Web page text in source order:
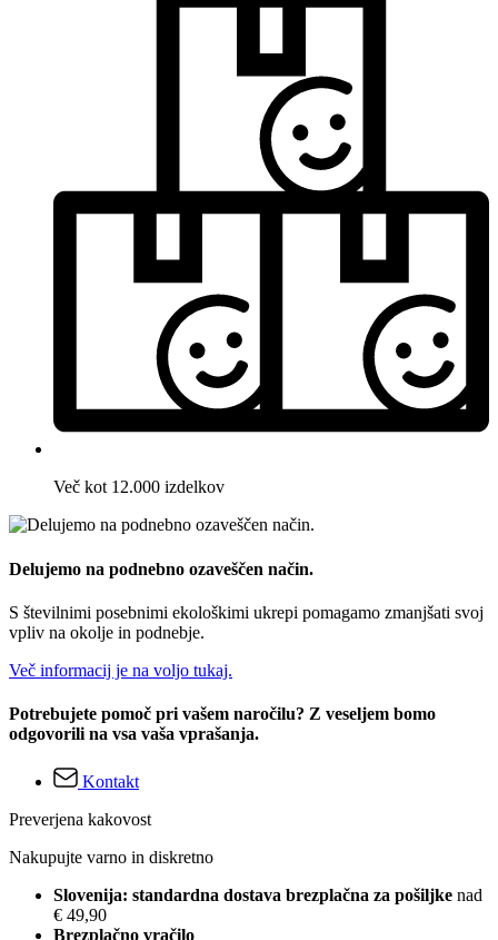
Več kot 12.000 izdelkov
Delujemo na podnebno ozaveščen način.
S številnimi posebnimi ekološkimi ukrepi pomagamo zmanjšati svoj
vpliv na okolje in podnebje.
Več informacij je na voljo tukaj.
Potrebujete pomoč pri vašem naročilu? Z veseljem bomo
odgovorili na vsa vaša vprašanja.
Kontakt
Preverjena kakovost
Nakupujte varno in diskretno
Slovenija: standardna dostava brezplačna za pošiljke nad
€ 49,90
Brezplačno vračilo